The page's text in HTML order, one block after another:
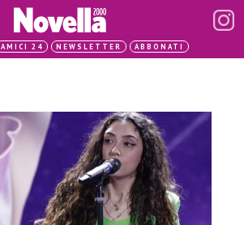
AMICI 24 NEWSLETTER ABBONATI